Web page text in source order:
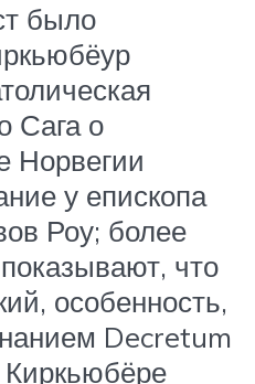
было
Сага о
Норвегии
у епископа
Роу; более
что
особенность,
Decretum